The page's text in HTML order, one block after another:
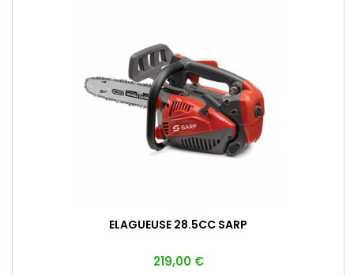
ELAGUEUSE 28.5CC SARP
Prix
219,00 €